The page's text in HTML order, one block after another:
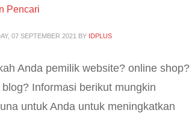
Pencari
07 SEPTEMBER 2021 BY IDPLUS
Anda pemilik website? online shop?
Informasi berikut mungkin
untuk Anda untuk meningkatkan